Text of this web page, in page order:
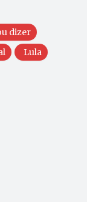
dizer
Lula